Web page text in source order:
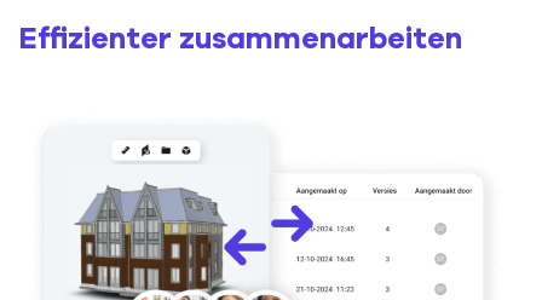
Effizienter zusammenarbeiten